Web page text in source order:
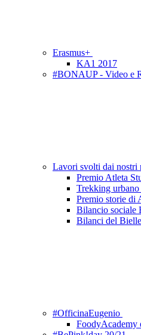
Erasmus+
KA1 2017
#BONAUP - Video e
Lavori svolti dai nostri
Premio Atleta
Trekking urbano
Premio storie di
Bilancio sociale
Bilanci del
#OfficinaEugenio
FoodyAcademy